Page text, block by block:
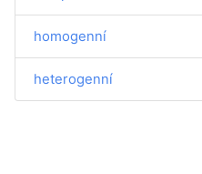
homogenní
heterogenní